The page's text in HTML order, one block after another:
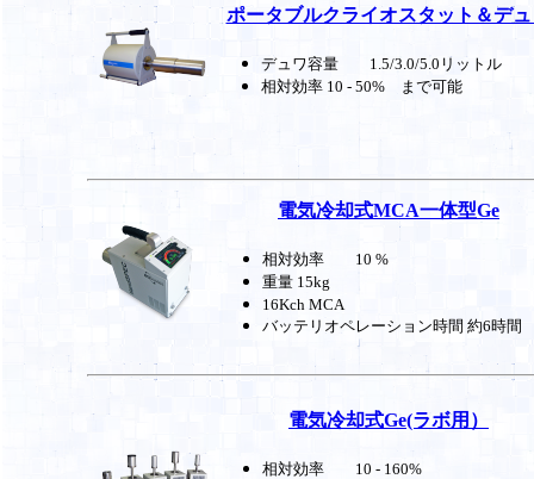
ポータブルクライオスタット＆デ
デュワ容量 1.5/3.0/5.0リットル
相対効率 10 - 50% まで可能
電気冷却式MCA一体型Ge
相対効率 10 %
重量 15kg
16Kch MCA
バッテリオペレーション時間 約6時間
電気冷却式Ge(ラボ用）
相対効率 10 - 160%